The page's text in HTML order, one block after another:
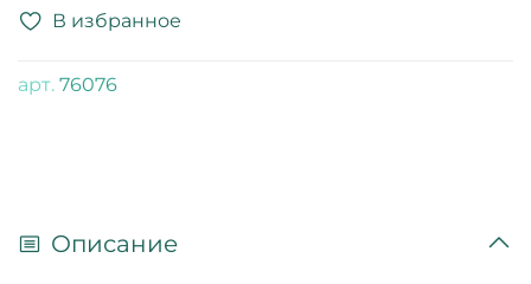
В избранное
арт. 76076
Описание